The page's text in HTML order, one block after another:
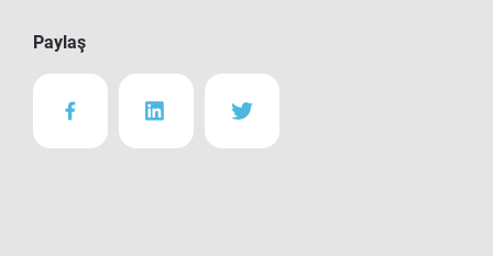
Paylaş